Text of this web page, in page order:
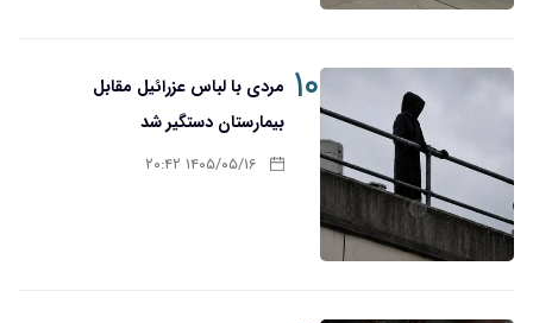
۱۰ مردی با لباس عزرائیل مقابل
بیمارستان دستگیر شد
۱۴۰۵/۰۵/۱۶ ۲۰:۴۲